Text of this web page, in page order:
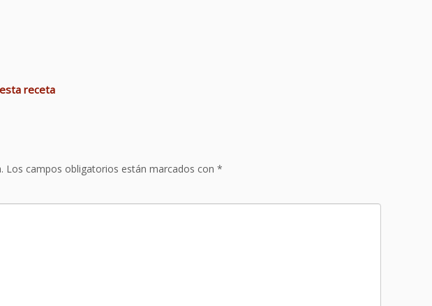
receta
Los campos obligatorios están marcados con *